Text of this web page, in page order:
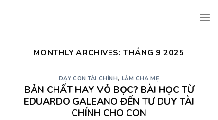
MONTHLY ARCHIVES:THÁNG 9 2025
DẠY CON TÀI CHÍNH, LÀM CHA MẸ
BẢN CHẤT HAY VỎ BỌC? BÀI HỌC TỪ
EDUARDO GALEANO ĐẾN TƯ DUY TÀI
CHÍNH CHO CON